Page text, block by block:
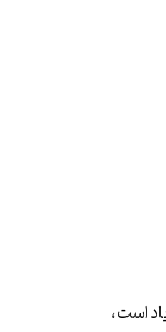
است،